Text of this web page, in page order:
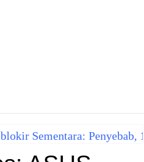
Sementara: